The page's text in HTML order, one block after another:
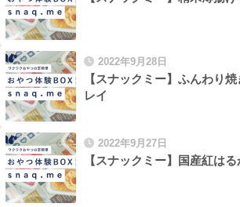
2022年9月28日
【スナックミー】ふんわり
レイ
2022年9月27日
【スナックミー】国産紅は